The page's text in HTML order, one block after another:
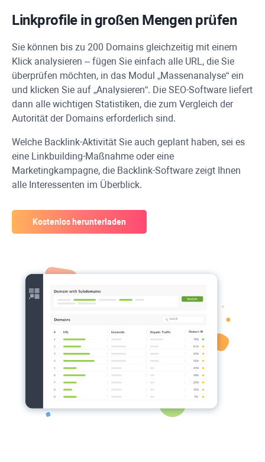
Linkprofile in großen Mengen prüfen
Sie können bis zu 200 Domains gleichzeitig mit einem
Klick analysieren – fügen Sie einfach alle URL, die Sie
überprüfen möchten, in das Modul „Massenanalyse“ ein
und klicken Sie auf „Analysieren“. Die SEO-Software liefert
dann alle wichtigen Statistiken, die zum Vergleich der
Autorität der Domains erforderlich sind.
Welche Backlink-Aktivität Sie auch geplant haben, sei es
eine Linkbuilding-Maßnahme oder eine
Marketingkampagne, die Backlink-Software zeigt Ihnen
alle Interessenten im Überblick.
Kostenlos herunterladen